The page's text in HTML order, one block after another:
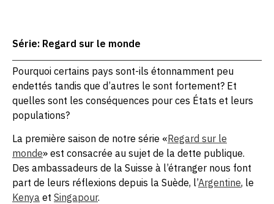
Série: Regard sur le monde
Pourquoi certains pays sont-ils étonnamment peu
endettés tandis que d’autres le sont fortement? Et
quelles sont les conséquences pour ces États et leurs
populations?
La première saison de notre série «Regard sur le
monde» est consacrée au sujet de la dette publique.
Des ambassadeurs de la Suisse à l’étranger nous font
part de leurs réflexions depuis la Suède, l’Argentine, le
Kenya et Singapour.